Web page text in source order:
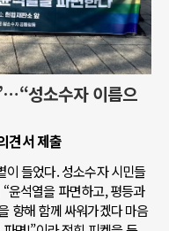
성소수자 이름으
견서 제출
이 들었다. 성소수자 시민들
윤석열을 파면하고, 평등과
향해 함께 싸워가겠다 마음